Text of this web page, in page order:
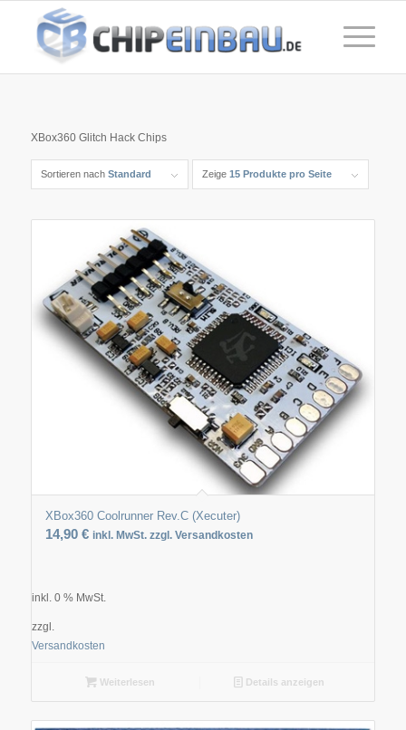
XBox360 Glitch Hack Chips
Sortieren nach Standard Zeige 15 Produkte pro Seite
XBox360 Coolrunner Rev.C (Xecuter)
14,90 € inkl. MwSt. zzgl. Versandkosten
inkl. 0 % MwSt.
zzgl.
Versandkosten
Weiterlesen Details anzeigen